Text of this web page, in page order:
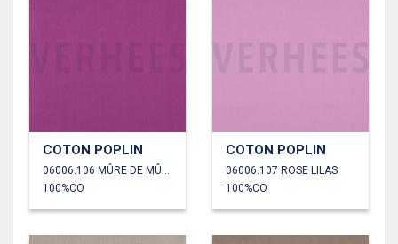
COTON POPLIN
100%CO
COTON POPLIN
06006.107 ROSE LILAS
100%CO